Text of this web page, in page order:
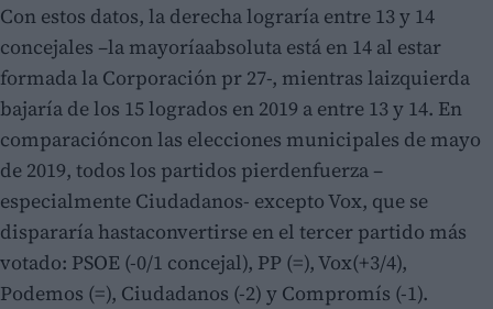
Con estos datos, la derecha lograría entre 13 y 14
concejales –la mayoríaabsoluta está en 14 al estar
formada la Corporación pr 27-, mientras laizquierda
bajaría de los 15 logrados en 2019 a entre 13 y 14. En
comparacióncon las elecciones municipales de mayo
de 2019, todos los partidos pierdenfuerza –
especialmente Ciudadanos- excepto Vox, que se
dispararía hastaconvertirse en el tercer partido más
votado: PSOE (-0/1 concejal), PP (=), Vox(+3/4),
Podemos (=), Ciudadanos (-2) y Compromís (-1).